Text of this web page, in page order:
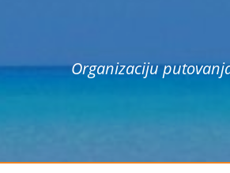
Organizaciju